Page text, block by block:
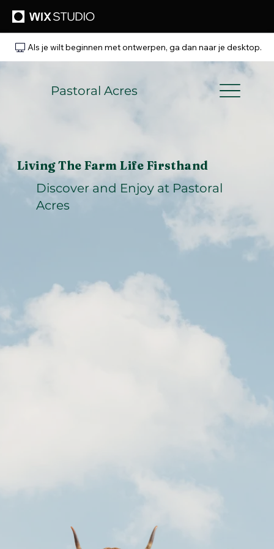
Als je wilt beginnen met ontwerpen, ga dan naar je desktop.